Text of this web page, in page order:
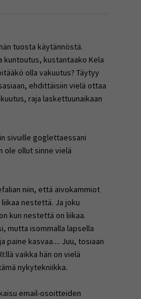
tuosta käytännöstä.
kuntoutus, kustantaako Kela
olla vakuutus? Täytyy
ehdittäisiin vielä ottaa
raja laskettuunaikaan
sivuille goglettaessani
ole ollut sinne vielä
niin, että aivokammiot
nestettä. Ja joku
kun nestettä on liikaa.
mutta isommalla lapsella
paine kasvaa.... Juu, tosiaan
vaikka hän on vielä
nykytekniikka.
email-osoitteiden